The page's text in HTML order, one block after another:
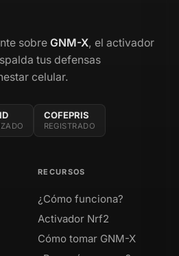
sobre GNM-X, el activador
tus defensas
celular.
COFEPRIS
REGISTRADO
RECURSOS
¿Cómo funciona?
Activador Nrf2
Cómo tomar GNM-X